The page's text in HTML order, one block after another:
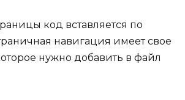
код вставляется по
навигация имеет свое
нужно добавить в файл